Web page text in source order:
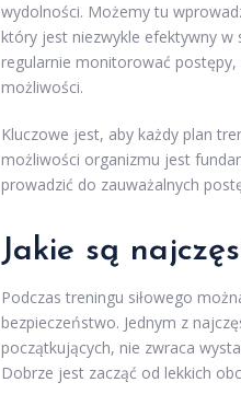
wydolności. Możemy tu
który jest niezwykle efektywny w
regularnie monitorować
możliwości.
Kluczowe jest, aby każdy plan
możliwości organizmu jest
prowadzić do zauważalnych
Jakie są
Podczas treningu siłowego
bezpieczeństwo. Jednym z
początkujących, nie zwraca
Dobrze jest zacząć od lekkich